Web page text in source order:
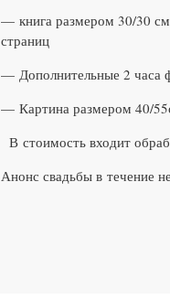
— книга размером 30/30
страниц
— Дополнительные 2 часа
— Картина размером 40/
В стоимость входит
Анонс свадьбы в течение